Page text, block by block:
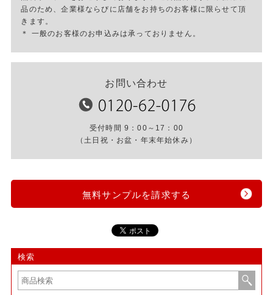
品のため、企業様ならびに店舗をお持ちのお客様に限らせて頂
きます。
＊ 一般のお客様のお申込みは承っておりません。
お問い合わせ
受付時間 9：00～17：00
（土日祝・お盆・年末年始休み）
無料サンプルを請求する
検索